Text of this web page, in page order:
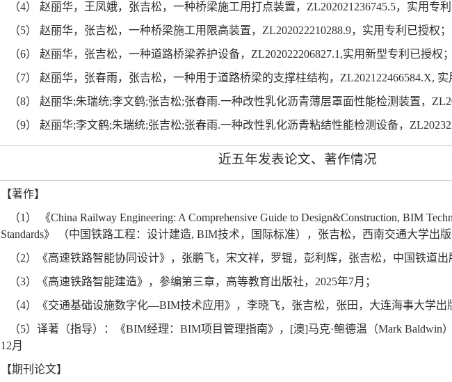
（4） 赵丽华，王凤娥，张吉松，一种桥梁施工用打点装置， ZL202021236745.5，实用专利
（5） 赵丽华，张吉松，一种桥梁施工用限高装置， ZL202022210288.9，实用专利已授权；
（6） 赵丽华，张吉松，一种道路桥梁养护设备， ZL202022206827.1,实用新型专利已授权；
（7） 赵丽华，张春雨，张吉松，一种用于道路桥梁的支撑柱结构， ZL202122466584.X, 实
（8） 赵丽华;朱瑞统;李文鹤;张吉松;张春雨.一种改性乳化沥青薄层罩面性能检测装置，
（9） 赵丽华;李文鹤;朱瑞统;张吉松;张春雨.一种改性乳化沥青粘结性能检测设备，
近五年发表论文、著作情况
【著作】
（1 ） 《China Railway Engineering: A Comprehensive Guide to Design&Construction, BIM
Standards》 （中国铁路工程：设计建造, BIM技术，国际标准），张吉松，西南交通大学出版
（2）《高速铁路智能协同设计》，张鹏飞，宋文祥，罗锟，彭利辉，张吉松，中国铁道出
（3）《高速铁路智能建造》，参编第三章，高等教育出版社， 2025年7月；
（4）《交通基础设施数字化—BIM技术应用》，李晓飞，张吉松，张田，大连海事大学出
（5）译著（指导）：《BIM经理： BIM项目管理指南》， [澳]马克·鲍德温（Mark Baldwin
12月
【期刊论文】